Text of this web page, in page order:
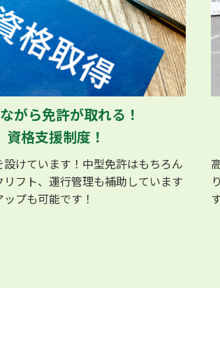
がら免許が取れる！
資格支援制度！
けています！中型免許はもちろん
フト、運行管理も補助しています
プも可能です！